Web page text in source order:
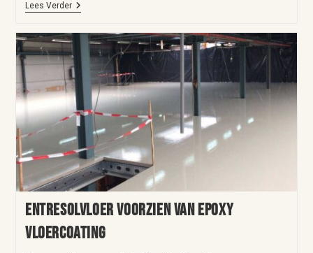
Lees Verder
Entresolvloer voorzien van epoxy
vloercoating